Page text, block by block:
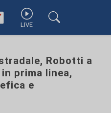
LIVE
Robotti a
prima linea,
e